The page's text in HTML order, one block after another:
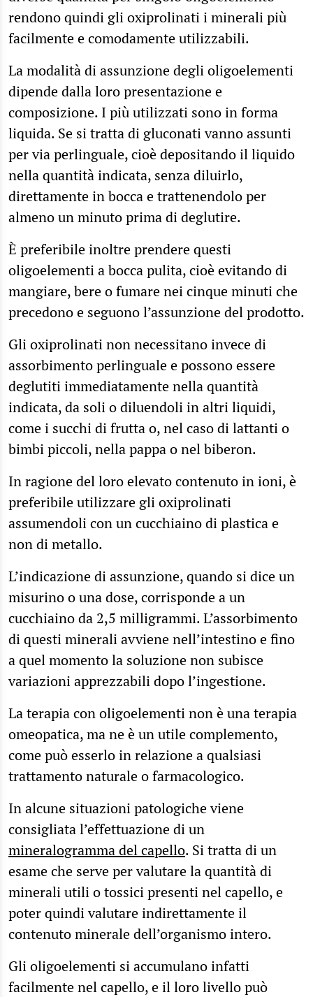
rendono quindi gli oxiprolinati i minerali più
facilmente e comodamente utilizzabili.
La modalità di assunzione degli oligoelementi
dipende dalla loro presentazione e
composizione. I più utilizzati sono in forma
liquida. Se si tratta di gluconati vanno assunti
per via perlinguale, cioè depositando il liquido
nella quantità indicata, senza diluirlo,
direttamente in bocca e trattenendolo per
almeno un minuto prima di deglutire.
È preferibile inoltre prendere questi
oligoelementi a bocca pulita, cioè evitando di
mangiare, bere o fumare nei cinque minuti che
precedono e seguono l’assunzione del prodotto.
Gli oxiprolinati non necessitano invece di
assorbimento perlinguale e possono essere
deglutiti immediatamente nella quantità
indicata, da soli o diluendoli in altri liquidi,
come i succhi di frutta o, nel caso di lattanti o
bimbi piccoli, nella pappa o nel biberon.
In ragione del loro elevato contenuto in ioni, è
preferibile utilizzare gli oxiprolinati
assumendoli con un cucchiaino di plastica e
non di metallo.
L’indicazione di assunzione, quando si dice un
misurino o una dose, corrisponde a un
cucchiaino da 2,5 milligrammi. L’assorbimento
di questi minerali avviene nell’intestino e fino
a quel momento la soluzione non subisce
variazioni apprezzabili dopo l’ingestione.
La terapia con oligoelementi non è una terapia
omeopatica, ma ne è un utile complemento,
come può esserlo in relazione a qualsiasi
trattamento naturale o farmacologico.
In alcune situazioni patologiche viene
consigliata l’effettuazione di un
mineralogramma del capello. Si tratta di un
esame che serve per valutare la quantità di
minerali utili o tossici presenti nel capello, e
poter quindi valutare indirettamente il
contenuto minerale dell’organismo intero.
Gli oligoelementi si accumulano infatti
facilmente nel capello, e il loro livello può